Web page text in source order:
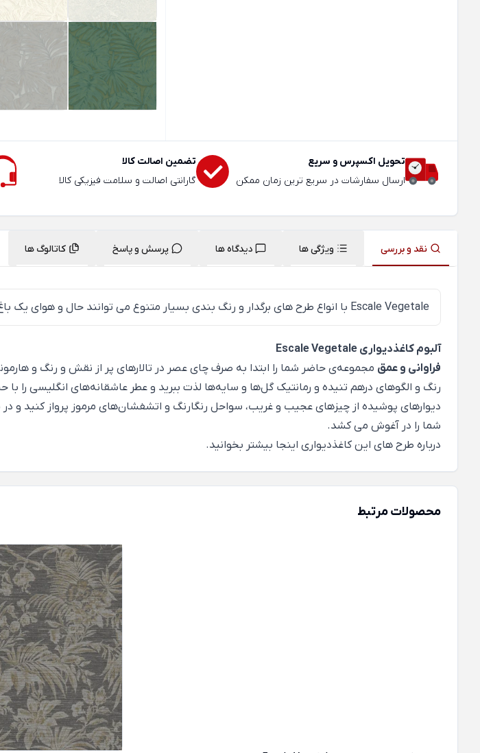
تحویل اکسپرس و سریع
ارسال سفارشات در سریع ترین زمان ممکن
تضمین اصالت کالا
گارانتی اصالت و سلامت فیزیکی کالا
نقد و بررسی ویژگی ها دیدگاه ها پرسش و پاسخ کاتالوگ ها
Escale Vegetale با انواع طرح های برگدار و رنگ بندی بسیار متنوع می توانند حال و هوای یک
آلبوم کاغذدیواری Escale Vegetale
فراوانی و عمق مجموعه‌ی حاضر شما را ابتدا به صرف چای عصر در تالارهای پر از نقش و رنگ و
رنگ و الگوهای درهم تنیده و رمانتیک گل‌ها و سایه‌ها لذت ببرید و عطر عاشقانه‌های انگلیسی را
دیوارهای پوشیده از چیزهای عجیب و غریب، سواحل رنگارنگ و اتشفشان‌های مرموز پرواز کنید
شما را در آغوش می کشد.
درباره طرح های این کاغذدیواری اینجا بیشتر بخوانید.
محصولات مرتبط